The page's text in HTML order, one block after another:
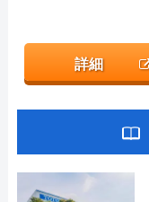
詳細